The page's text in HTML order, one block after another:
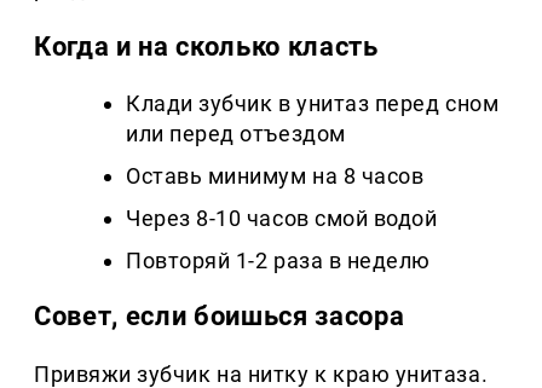
Когда и на сколько класть
Клади зубчик в унитаз перед сном
или перед отъездом
Оставь минимум на 8 часов
Через 8-10 часов смой водой
Повторяй 1-2 раза в неделю
Совет, если боишься засора
Привяжи зубчик на нитку к краю унитаза.